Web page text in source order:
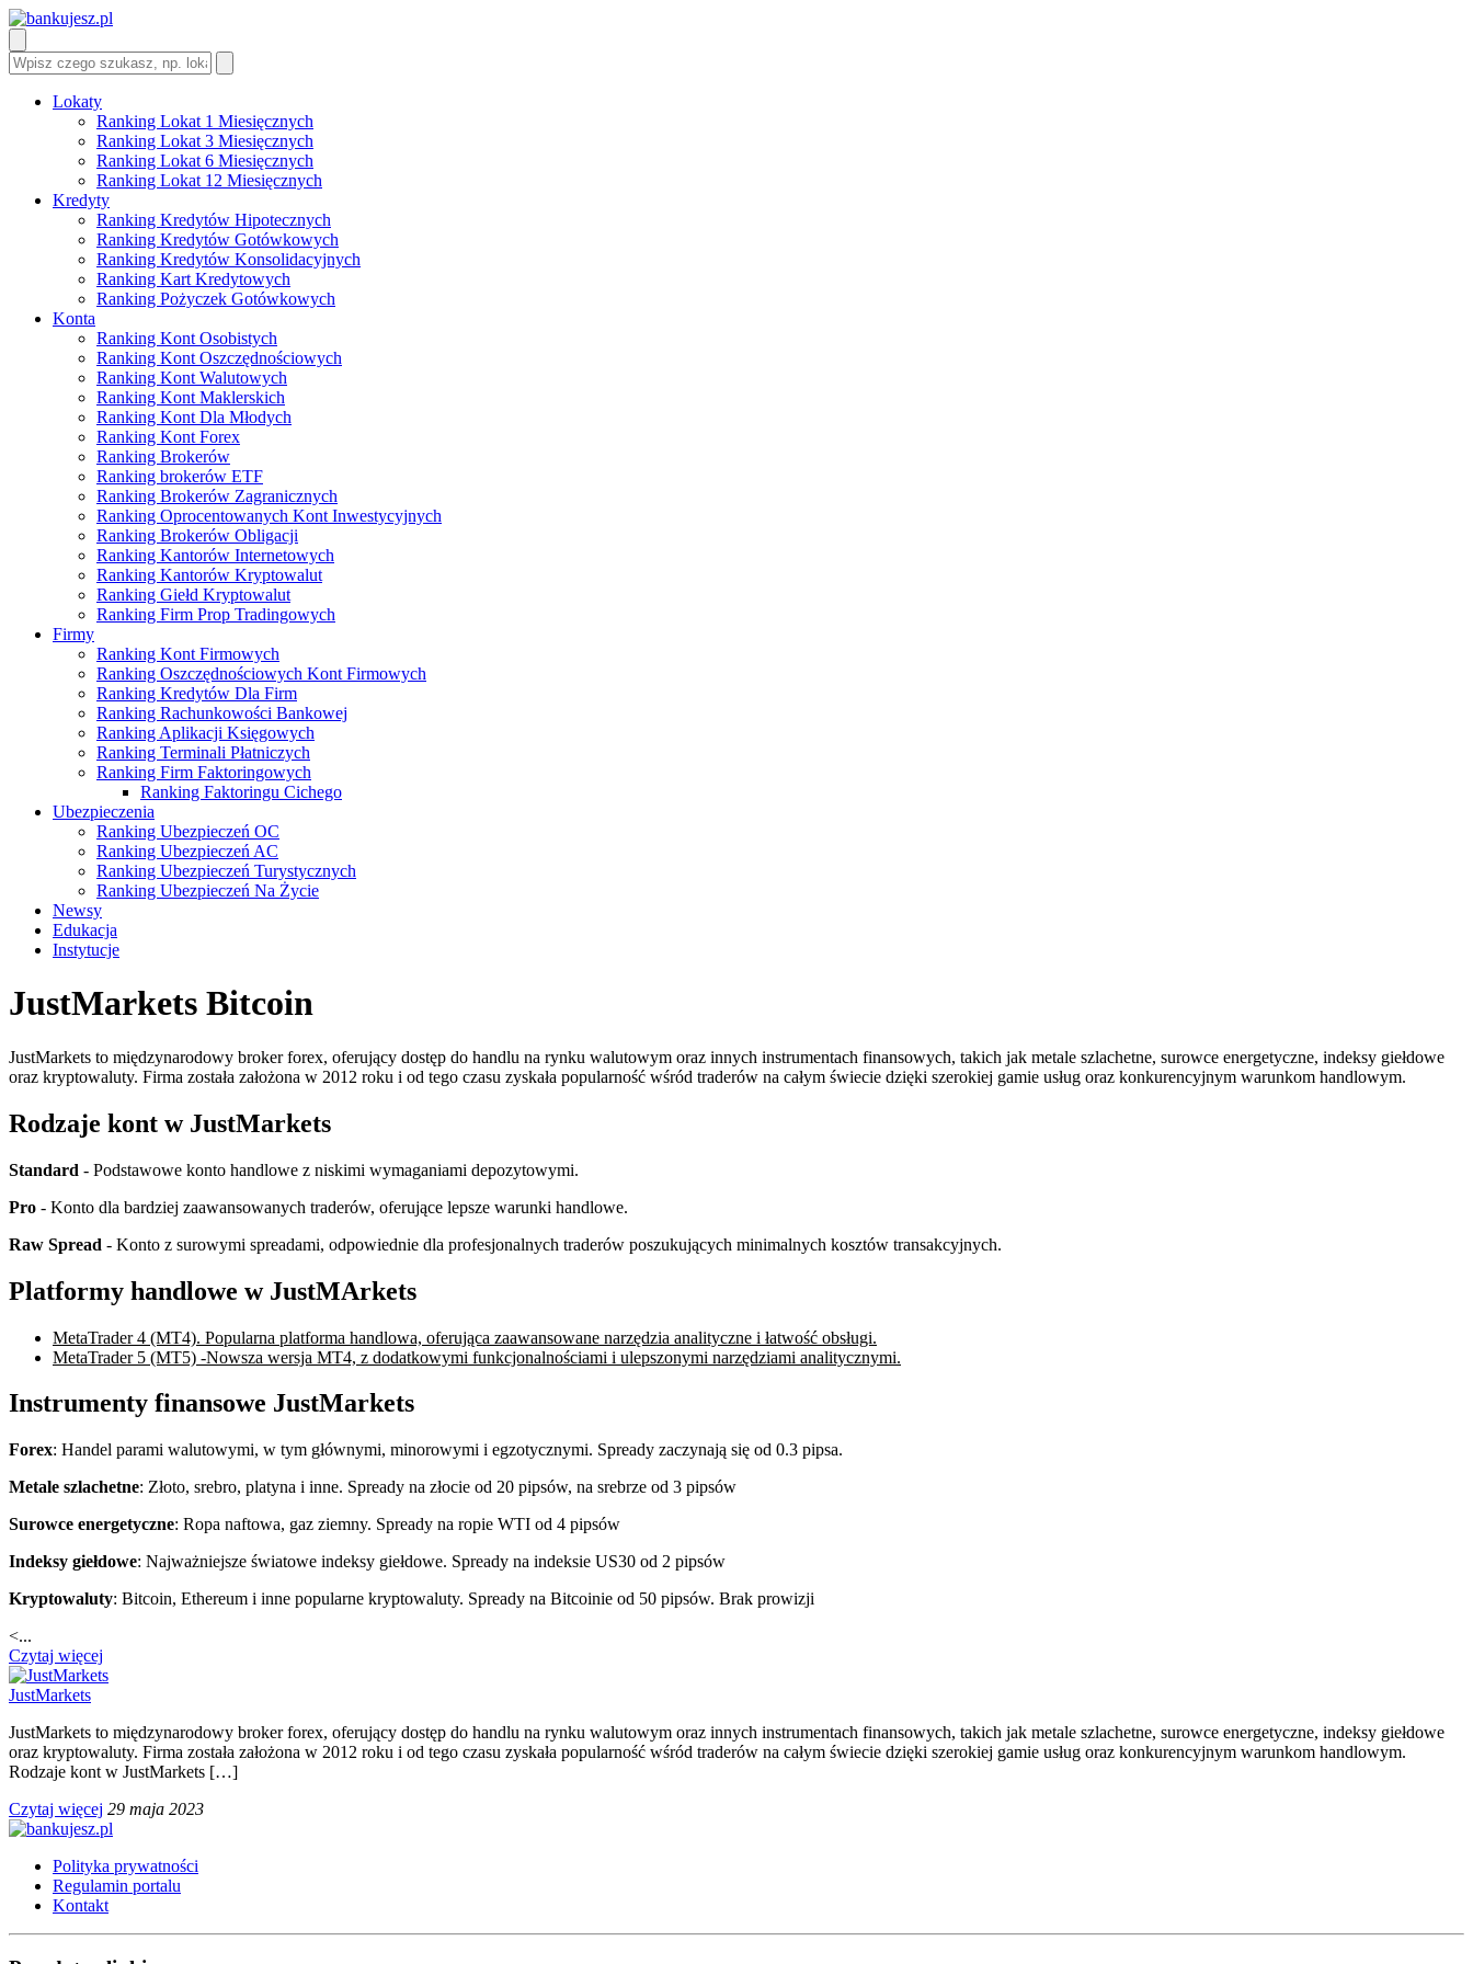
Lokaty
Ranking Lokat 1 Miesięcznych
Ranking Lokat 3 Miesięcznych
Ranking Lokat 6 Miesięcznych
Ranking Lokat 12 Miesięcznych
Kredyty
Ranking Kredytów Hipotecznych
Ranking Kredytów Gotówkowych
Ranking Kredytów Konsolidacyjnych
Ranking Kart Kredytowych
Ranking Pożyczek Gotówkowych
Konta
Ranking Kont Osobistych
Ranking Kont Oszczędnościowych
Ranking Kont Walutowych
Ranking Kont Maklerskich
Ranking Kont Dla Młodych
Ranking Kont Forex
Ranking Brokerów
Ranking brokerów ETF
Ranking Brokerów Zagranicznych
Ranking Oprocentowanych Kont Inwestycyjnych
Ranking Brokerów Obligacji
Ranking Kantorów Internetowych
Ranking Kantorów Kryptowalut
Ranking Giełd Kryptowalut
Ranking Firm Prop Tradingowych
Firmy
Ranking Kont Firmowych
Ranking Oszczędnościowych Kont Firmowych
Ranking Kredytów Dla Firm
Ranking Rachunkowości Bankowej
Ranking Aplikacji Księgowych
Ranking Terminali Płatniczych
Ranking Firm Faktoringowych
Ranking Faktoringu Cichego
Ubezpieczenia
Ranking Ubezpieczeń OC
Ranking Ubezpieczeń AC
Ranking Ubezpieczeń Turystycznych
Ranking Ubezpieczeń Na Życie
Newsy
Edukacja
Instytucje
JustMarkets Bitcoin
JustMarkets to międzynarodowy broker forex, oferujący dostęp do handlu na rynku walutowym oraz innych instrumentach finansowych, takich jak metale szlachetne, surowce energetyczne, indeksy giełdowe
oraz kryptowaluty. Firma została założona w 2012 roku i od tego czasu zyskała popularność wśród traderów na całym świecie dzięki szerokiej gamie usług oraz konkurencyjnym warunkom handlowym.
Rodzaje kont w JustMarkets
Standard - Podstawowe konto handlowe z niskimi wymaganiami depozytowymi.
Pro - Konto dla bardziej zaawansowanych traderów, oferujące lepsze warunki handlowe.
Raw Spread - Konto z surowymi spreadami, odpowiednie dla profesjonalnych traderów poszukujących minimalnych kosztów transakcyjnych.
Platformy handlowe w JustMArkets
MetaTrader 4 (MT4). Popularna platforma handlowa, oferująca zaawansowane narzędzia analityczne i łatwość obsługi.
MetaTrader 5 (MT5) -Nowsza wersja MT4, z dodatkowymi funkcjonalnościami i ulepszonymi narzędziami analitycznymi.
Instrumenty finansowe JustMarkets
Forex: Handel parami walutowymi, w tym głównymi, minorowymi i egzotycznymi. Spready zaczynają się od 0.3 pipsa.
Metale szlachetne: Złoto, srebro, platyna i inne. Spready na złocie od 20 pipsów, na srebrze od 3 pipsów
Surowce energetyczne: Ropa naftowa, gaz ziemny. Spready na ropie WTI od 4 pipsów
Indeksy giełdowe: Najważniejsze światowe indeksy giełdowe. Spready na indeksie US30 od 2 pipsów
Kryptowaluty: Bitcoin, Ethereum i inne popularne kryptowaluty. Spready na Bitcoinie od 50 pipsów. Brak prowizji
<...
Czytaj więcej
JustMarkets
JustMarkets to międzynarodowy broker forex, oferujący dostęp do handlu na rynku walutowym oraz innych instrumentach finansowych, takich jak metale szlachetne, surowce energetyczne, indeksy giełdowe
oraz kryptowaluty. Firma została założona w 2012 roku i od tego czasu zyskała popularność wśród traderów na całym świecie dzięki szerokiej gamie usług oraz konkurencyjnym warunkom handlowym.
Rodzaje kont w JustMarkets […]
Czytaj więcej 29 maja 2023
Polityka prywatności
Regulamin portalu
Kontakt